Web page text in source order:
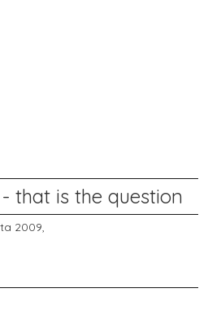
that is the question
2009,